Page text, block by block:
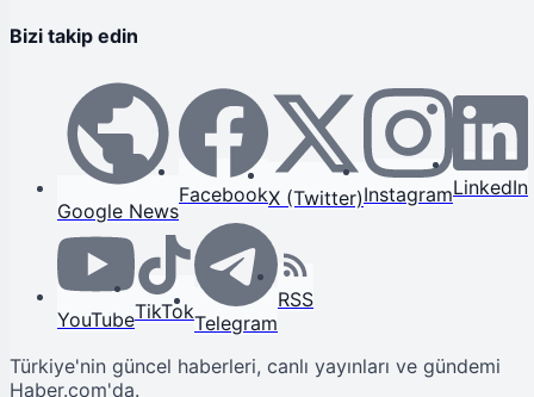
Bizi takip edin
Google News
FacebookX (Twitter)InstagramLinkedIn
YouTubeTikTokTelegram
RSS
Türkiye'nin güncel haberleri, canlı yayınları ve gündemi
Haber.com'da.